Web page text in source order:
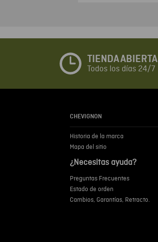
TIENDA ABIERTA
Todos los días 24/7
CHEVIGNON
Historia de la marca
Mapa del sitio
¿Necesitas ayuda?
Preguntas Frecuentes
Estado de orden
Cambios, Garantías, Retracto.